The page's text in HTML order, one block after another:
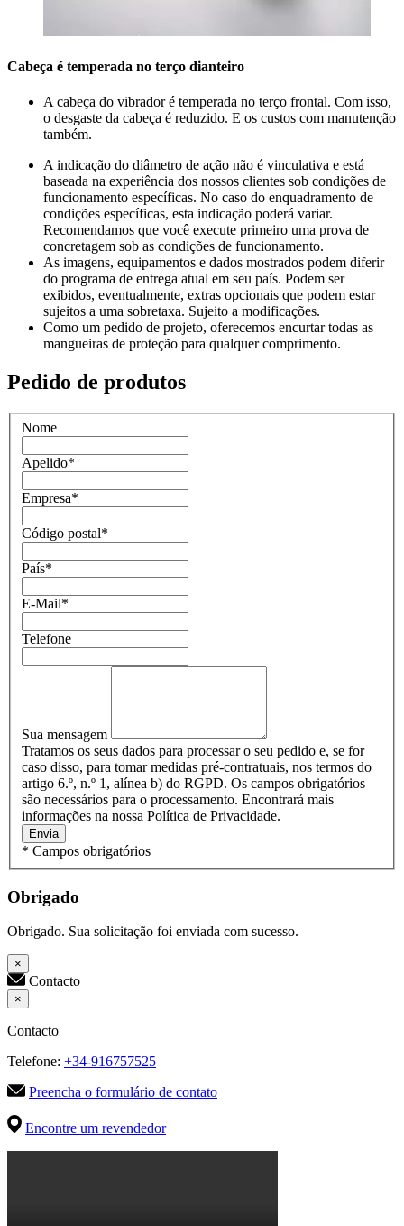
Cabeça é temperada no terço dianteiro
A cabeça do vibrador é temperada no terço frontal. Com isso,
o desgaste da cabeça é reduzido. E os custos com manutenção
também.
A indicação do diâmetro de ação não é vinculativa e está
baseada na experiência dos nossos clientes sob condições de
funcionamento específicas. No caso do enquadramento de
condições específicas, esta indicação poderá variar.
Recomendamos que você execute primeiro uma prova de
concretagem sob as condições de funcionamento.
As imagens, equipamentos e dados mostrados podem diferir
do programa de entrega atual em seu país. Podem ser
exibidos, eventualmente, extras opcionais que podem estar
sujeitos a uma sobretaxa. Sujeito a modificações.
Como um pedido de projeto, oferecemos encurtar todas as
mangueiras de proteção para qualquer comprimento.
Pedido de produtos
Nome
Apelido*
Empresa*
Código postal*
País*
E-Mail*
Telefone
Sua mensagem
Tratamos os seus dados para processar o seu pedido e, se for
caso disso, para tomar medidas pré-contratuais, nos termos do
artigo 6.º, n.º 1, alínea b) do RGPD. Os campos obrigatórios
são necessários para o processamento. Encontrará mais
informações na nossa Política de Privacidade.
Envia
* Campos obrigatórios
Obrigado
Obrigado. Sua solicitação foi enviada com sucesso.
×
Contacto
×
Contacto
Telefone: +34-916757525
Preencha o formulário de contato
Encontre um revendedor